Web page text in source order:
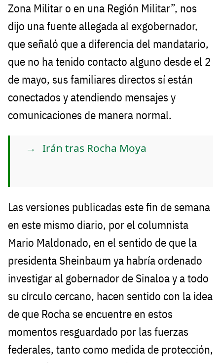
Zona Militar o en una Región Militar”, nos
dijo una fuente allegada al exgobernador,
que señaló que a diferencia del mandatario,
que no ha tenido contacto alguno desde el 2
de mayo, sus familiares directos sí están
conectados y atendiendo mensajes y
comunicaciones de manera normal.
Irán tras Rocha Moya
Las versiones publicadas este fin de semana
en este mismo diario, por el columnista
Mario Maldonado, en el sentido de que la
presidenta Sheinbaum ya habría ordenado
investigar al gobernador de Sinaloa y a todo
su círculo cercano, hacen sentido con la idea
de que Rocha se encuentre en estos
momentos resguardado por las fuerzas
federales, tanto como medida de protección,